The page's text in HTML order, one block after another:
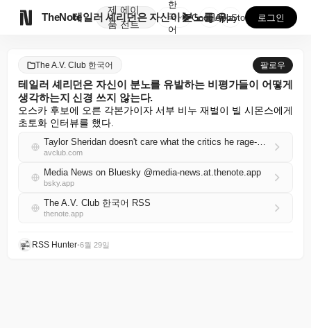
TheNote
제
품
에이
전트
테일러 셰리던은 자신이 분노를 유발하는 비평가들이 어떻...
한
국
어
GooglePlay
AppStore 로그인
The A.V. Club 한국어 팔로우
테일러 셰리던은 자신이 분노를 유발하는 비평가들이 어떻게
생각하는지 신경 쓰지 않는다.
오스카 후보에 오른 각본가이자 서부 비누 재벌이 빌 시몬스에게
초토화 인터뷰를 했다.
Taylor Sheridan doesn't care what the critics he rage-baits think
avclub.com
Media News on Bluesky @media-news.at.thenote.app
bsky.app
The A.V. Club 한국어 RSS
thenote.app
RSS Hunter•6월 29일